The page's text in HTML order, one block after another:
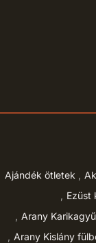
Ajándék ötletek
Ezüst
Arany
Arany Kislány